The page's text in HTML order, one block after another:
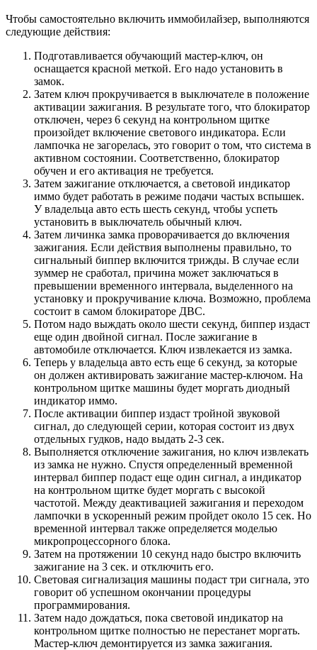
Чтобы самостоятельно включить иммобилайзер, выполняются
следующие действия:
Подготавливается обучающий мастер-ключ, он
оснащается красной меткой. Его надо установить в
замок.
Затем ключ прокручивается в выключателе в положение
активации зажигания. В результате того, что блокиратор
отключен, через 6 секунд на контрольном щитке
произойдет включение светового индикатора. Если
лампочка не загорелась, это говорит о том, что система в
активном состоянии. Соответственно, блокиратор
обучен и его активация не требуется.
Затем зажигание отключается, а световой индикатор
иммо будет работать в режиме подачи частых вспышек.
У владельца авто есть шесть секунд, чтобы успеть
установить в выключатель обычный ключ.
Затем личинка замка проворачивается до включения
зажигания. Если действия выполнены правильно, то
сигнальный биппер включится трижды. В случае если
зуммер не сработал, причина может заключаться в
превышении временного интервала, выделенного на
установку и прокручивание ключа. Возможно, проблема
состоит в самом блокираторе ДВС.
Потом надо выждать около шести секунд, биппер издаст
еще один двойной сигнал. После зажигание в
автомобиле отключается. Ключ извлекается из замка.
Теперь у владельца авто есть еще 6 секунд, за которые
он должен активировать зажигание мастер-ключом. На
контрольном щитке машины будет моргать диодный
индикатор иммо.
После активации биппер издаст тройной звуковой
сигнал, до следующей серии, которая состоит из двух
отдельных гудков, надо выдать 2-3 сек.
Выполняется отключение зажигания, но ключ извлекать
из замка не нужно. Спустя определенный временной
интервал биппер подаст еще один сигнал, а индикатор
на контрольном щитке будет моргать с высокой
частотой. Между деактивацией зажигания и переходом
лампочки в ускоренный режим пройдет около 15 сек. Но
временной интервал также определяется моделью
микропроцессорного блока.
Затем на протяжении 10 секунд надо быстро включить
зажигание на 3 сек. и отключить его.
Световая сигнализация машины подаст три сигнала, это
говорит об успешном окончании процедуры
программирования.
Затем надо дождаться, пока световой индикатор на
контрольном щитке полностью не перестанет моргать.
Мастер-ключ демонтируется из замка зажигания.